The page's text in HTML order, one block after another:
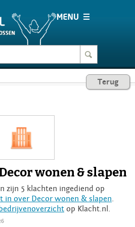
Terug
wonen & slapen
zijn 5 klachten ingediend op
in over Decor wonen & slapen
op Klacht.nl.